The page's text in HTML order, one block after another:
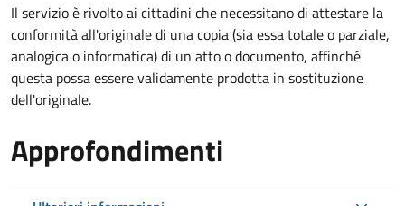
Il servizio è rivolto ai cittadini che necessitano di attestare la
conformità all'originale di una copia (sia essa totale o parziale,
analogica o informatica) di un atto o documento, affinché
questa possa essere validamente prodotta in sostituzione
dell'originale.
Approfondimenti